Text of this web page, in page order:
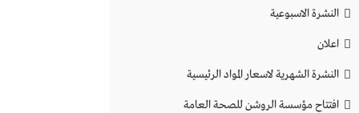
النشرة الاسبوعية
اعلان
النشرة الشهرية لاسعار المواد الرئيسية
افتتاح مؤسسة الروشن للصحة العامة